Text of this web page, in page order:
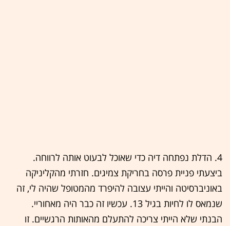
4. הדלת נפתחה דיה כדי שאוכל לבעוט אותה לרווחה.
ביצעתי פניית פרסה בחריקת צמיגים. חזרתי מהקליניקה
באוניברסיטה והייתי עצובה להיפרד מהמטופל שהיה לי, זה
שנמאס לו לחיות בגיל 13. עכשיו זה כבר היה מאחוריי.
הבנתי שלא הייתי צריכה להתעלם מהאותות הרגשיים. זו